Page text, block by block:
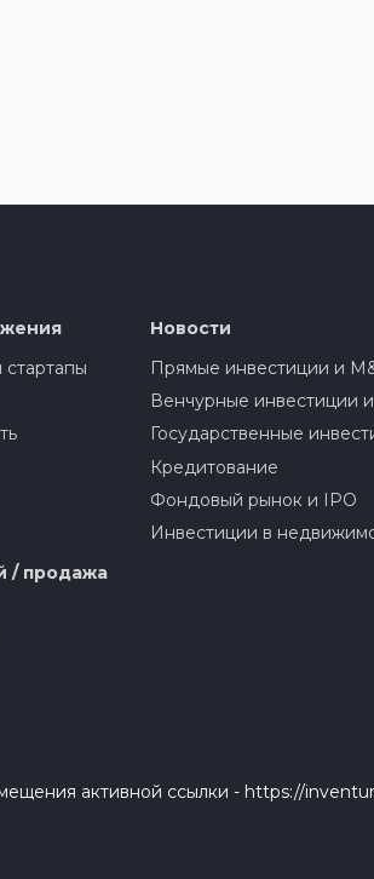
/ продажа
Новости
Прямые инвестиции и
Венчурные инвестиции
Государственные
Кредитование
Фондовый рынок и IPO
Инвестиции в
активной ссылки - https://